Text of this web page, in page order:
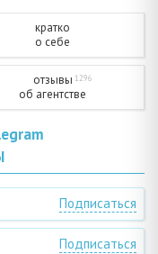
кратко
о себе
отзывы 1296
об агентстве
Подписаться
Подписаться